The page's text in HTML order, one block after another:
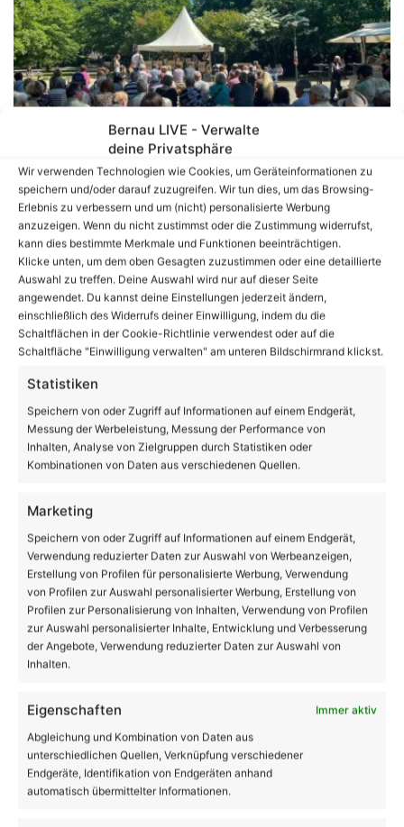
Bernau LIVE - Verwalte
deine Privatsphäre
Wir verwenden Technologien wie Cookies, um Geräteinformationen zu
speichern und/oder darauf zuzugreifen. Wir tun dies, um das Browsing-
Erlebnis zu verbessern und um (nicht) personalisierte Werbung
anzuzeigen. Wenn du nicht zustimmst oder die Zustimmung widerrufst,
kann dies bestimmte Merkmale und Funktionen beeinträchtigen.
Klicke unten, um dem oben Gesagten zuzustimmen oder eine detaillierte
Auswahl zu treffen. Deine Auswahl wird nur auf dieser Seite
angewendet. Du kannst deine Einstellungen jederzeit ändern,
einschließlich des Widerrufs deiner Einwilligung, indem du die
Schaltflächen in der Cookie-Richtlinie verwendest oder auf die
Schaltfläche "Einwilligung verwalten" am unteren Bildschirmrand klickst.
Statistiken
Speichern von oder Zugriff auf Informationen auf einem Endgerät,
Messung der Werbeleistung, Messung der Performance von
Inhalten, Analyse von Zielgruppen durch Statistiken oder
Kombinationen von Daten aus verschiedenen Quellen.
Marketing
Speichern von oder Zugriff auf Informationen auf einem Endgerät,
Verwendung reduzierter Daten zur Auswahl von Werbeanzeigen,
Erstellung von Profilen für personalisierte Werbung, Verwendung
von Profilen zur Auswahl personalisierter Werbung, Erstellung von
Profilen zur Personalisierung von Inhalten, Verwendung von Profilen
zur Auswahl personalisierter Inhalte, Entwicklung und Verbesserung
der Angebote, Verwendung reduzierter Daten zur Auswahl von
Inhalten.
Eigenschaften
Immer aktiv
Abgleichung und Kombination von Daten aus
unterschiedlichen Quellen, Verknüpfung verschiedener
Endgeräte, Identifikation von Endgeräten anhand
automatisch übermittelter Informationen.
Pfingstkonzerte begeisterten in Bernau und in
Birkholzaue
Automatisches Sonnensegel sorgt für Schatten in
Volltextsuche
Suchen
Bernau
19℃
22º - 16º
64%
22
Fr.
25
Sa.
31
So. Mo.